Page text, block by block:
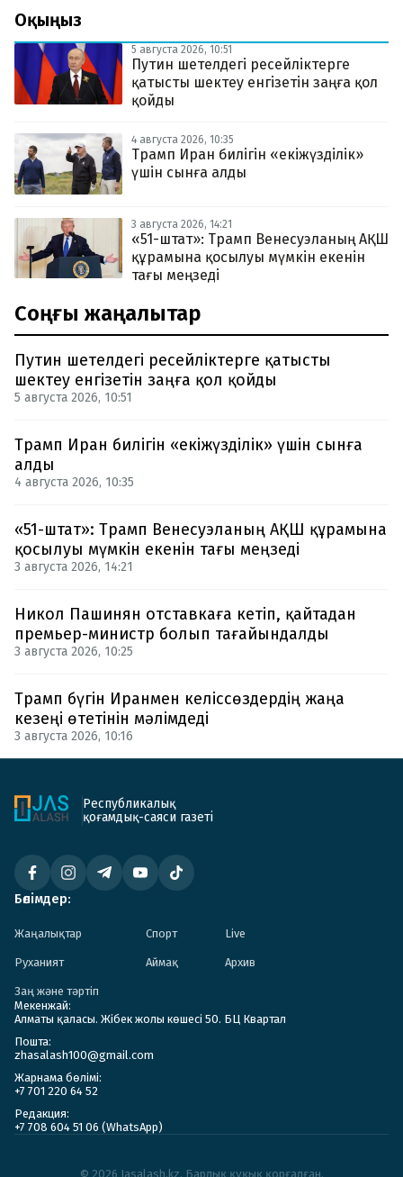
Оқыңыз
5 августа 2026, 10:51
Путин шетелдегі ресейліктерге
қатысты шектеу енгізетін заңға қол
қойды
4 августа 2026, 10:35
Трамп Иран билігін «екіжүзділік»
үшін сынға алды
3 августа 2026, 14:21
«51-штат»: Трамп Венесуэланың АҚШ
құрамына қосылуы мүмкін екенін
тағы меңзеді
Соңғы жаңалықтар
Путин шетелдегі ресейліктерге қатысты
шектеу енгізетін заңға қол қойды
5 августа 2026, 10:51
Трамп Иран билігін «екіжүзділік» үшін сынға
алды
4 августа 2026, 10:35
«51-штат»: Трамп Венесуэланың АҚШ құрамына
қосылуы мүмкін екенін тағы меңзеді
3 августа 2026, 14:21
Никол Пашинян отставкаға кетіп, қайтадан
премьер-министр болып тағайындалды
3 августа 2026, 10:25
Трамп бүгін Иранмен келіссөздердің жаңа
кезеңі өтетінін мәлімдеді
3 августа 2026, 10:16
Республикалық
қоғамдық-саяси газеті
Бөлімдер:
Жаңалықтар Спорт Live
Руханият Аймақ Архив
Заң және тәртіп
Мекенжай:
Алматы қаласы. Жібек жолы көшесі 50. БЦ Квартал
Пошта:
zhasalash100@gmail.com
Жарнама бөлімі:
+7 701 220 64 52
Редакция:
+7 708 604 51 06 (WhatsApp)
© 2026 Jasalash.kz. Барлық құқық қорғалған.